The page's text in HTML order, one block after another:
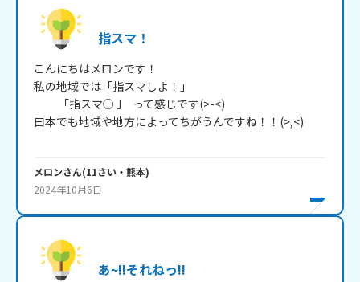
指スマ！
こんにちはメロンです！
私の地域では「指スマしよ！」
曰本でも地域や地方によってちがうんですね！！(>,<)
メロンさん(11さい・ 熊本)
2024年10月6日
あ~!!それねっ!!